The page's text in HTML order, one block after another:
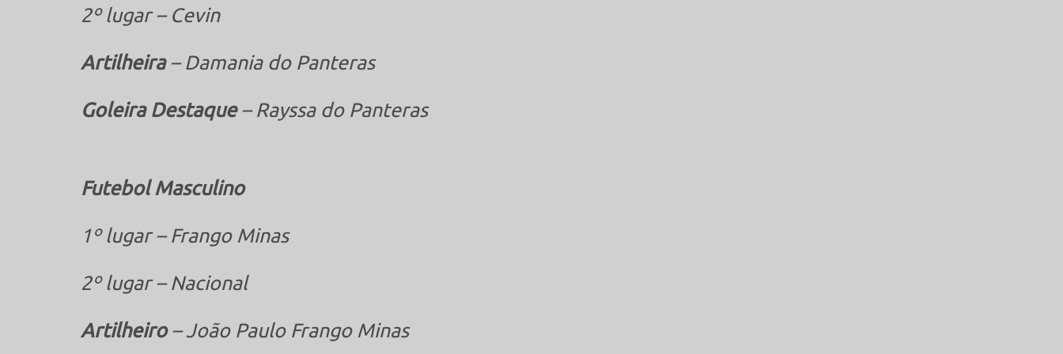
2º lugar – Cevin
Artilheira– Damania do Panteras
Goleira Destaque– Rayssa do Panteras
Futebol Masculino
1º lugar – Frango Minas
2º lugar – Nacional
Artilheiro– João Paulo Frango Minas